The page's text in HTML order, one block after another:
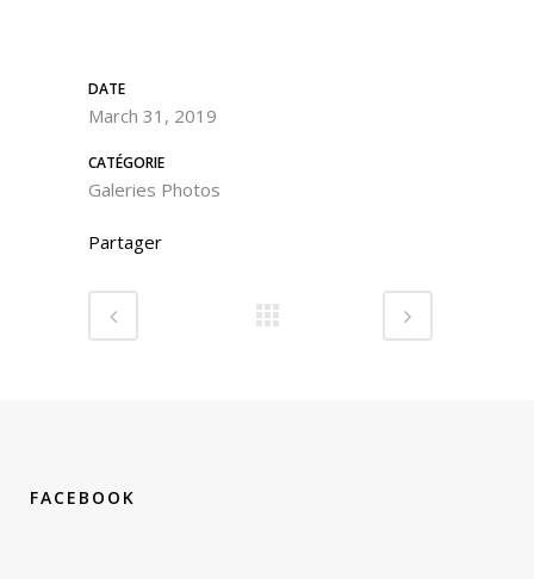
DATE
March 31, 2019
CATÉGORIE
Galeries Photos
Partager
FACEBOOK